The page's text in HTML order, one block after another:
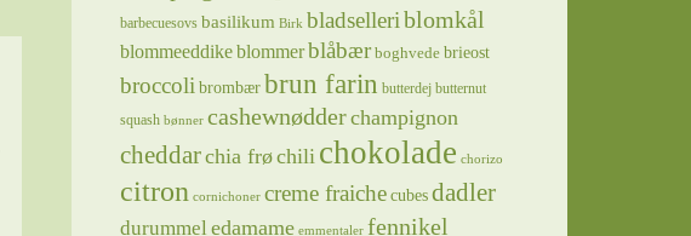
barbecuesovs basilikum Birk bladselleriblomkål
blommeeddikeblommerblåbær boghvede brieost
broccoli brombær brun farin butterdej butternut
squash bønner cashewnødderchampignon
cheddarchia frøchili chokolade chorizo
citron cornichoner creme fraiche cubes dadler
durummeledamame emmentaler fennikel